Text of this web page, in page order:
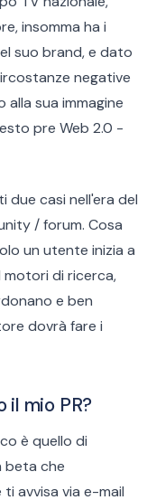
insomma ha i
suo brand, e dato
negative
sua immagine
pre Web 2.0 -
due casi nell'era del
/ forum. Cosa
un utente inizia a
di ricerca,
e ben
dovrà fare i
mio PR?
è quello di
beta che
avvisa via e-mail